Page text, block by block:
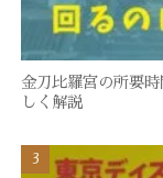
金刀比羅宮の所要
しく解説